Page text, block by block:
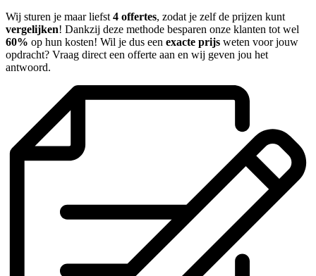
Wij sturen je maar liefst 4 offertes, zodat je zelf de prijzen kunt
vergelijken! Dankzij deze methode besparen onze klanten tot wel
60% op hun kosten! Wil je dus een exacte prijs weten voor jouw
opdracht? Vraag direct een offerte aan en wij geven jou het
antwoord.